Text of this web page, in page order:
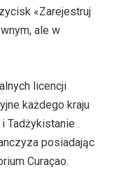
«Zarejestruj
ale w
licencji
każdego kraju
Tadżykistanie .
posiadając
Curaçao.